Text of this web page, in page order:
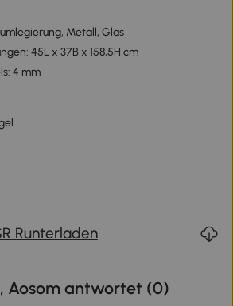
Metall, Glas
45L x 37B x 158,5H cm
4 mm
Runterladen
Aosom antwortet (0)